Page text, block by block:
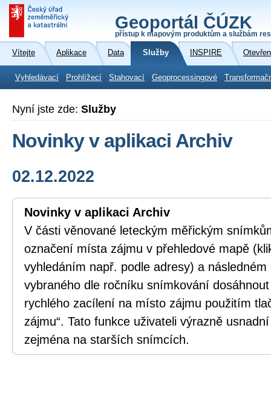
Geoportál ČÚZK
přístup k mapovým produktům a službám
Vítejte Aplikace Data Služby INSPIRE
Vyhledávací Prohlížecí Stahovací Geoprocessingové
Nyní jste zde: Služby
Novinky v aplikaci Archiv
02.12.2022
Novinky v aplikaci Archiv
V části věnované leteckým měřickým
označení místa zájmu v přehledové mapě
vyhledáním např. podle adresy) a
vybraného dle ročníku snímkování
rychlého zacílení na místo zájmu použitím
zájmu“. Tato funkce uživateli výrazně
zejména na starších snímcích.